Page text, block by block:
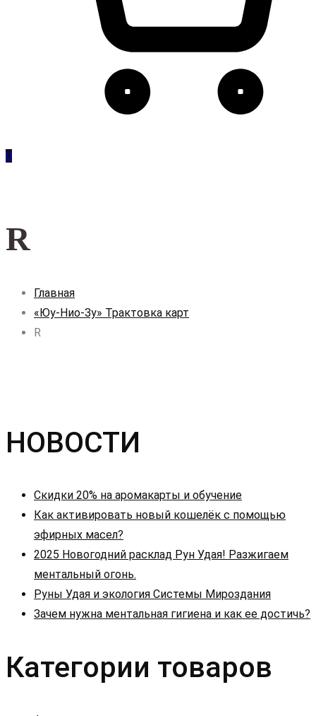
0
R
Главная
«Юу-Нио-Зу» Трактовка карт
R
НОВОСТИ
Скидки 20% на аромакарты и обучение
Как активировать новый кошелёк с помощью
эфирных масел?
2025 Новогодний расклад Рун Удая! Разжигаем
ментальный огонь.
Руны Удая и экология Системы Мироздания
Зачем нужна ментальная гигиена и как ее достичь?
Категории товаров